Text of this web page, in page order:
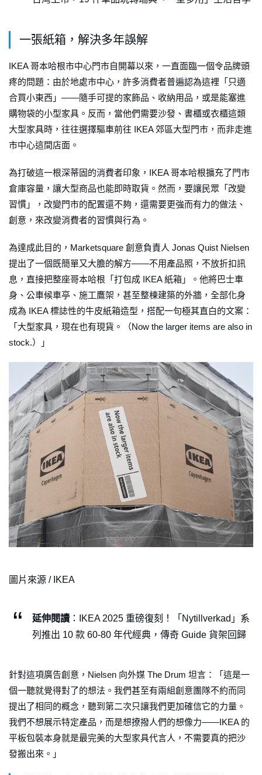
一張紙箱，解決多年誤解
IKEA 哥本哈根市中心門市自開幕以來，一直面臨一個令品牌頭
疼的問題：由於地處市中心，許多消費者普遍認為這裡「只適
合買小東西」——隨手可提的家飾品、收納用品，或是能塞進
購物袋的小型家具。反而，當他們需要沙發、書櫃或衣櫃這類
大型家具時，往往選擇驅車前往 IKEA 郊區大型門市，而非走進
市中心這間店面。
為打破這一根深蒂固的消費者印象，IKEA 哥本哈根擴充了門市
倉庫容量，讓大型商品也能即時取貨。然而，要讓民眾「改變
習慣」，改變門市的配置還不夠，還需要更強而有力的做法、
創意，來改變消費者的習慣與行為。
為達成此目的，Marketsquare 創意負責人 Jonas Quist Nielsen
提出了一個既簡單又大膽的解方——不用產品照，不放折扣訊
息，直接把整座哥本哈根「打包成 IKEA 紙箱」。他將巴士車
身、公車候車亭、施工鷹架，甚至整棟建築的外牆，全部化身
成為 IKEA 標誌性的牛皮紙箱造型，搭配一句極其直白的文案：
「大型家具，現在也有現貨。（Now the larger items are also in
stock.）」
圖片來源 / IKEA
延伸閱讀 ：IKEA 2025 重磅復刻！「Nytillverkad」系
列推出 10 款 60-80 年代經典，傳奇 Guide 貨架回歸
針對這項廣告創意，Nielsen 向外媒 The Drum 坦言：「這是一
個一聽就覺得對了的想法。我們甚至有兩組創意團隊不約而同
提出了相同的概念，聽到第二次只讓我們更加確信它的力量。
我們不想展示特定產品，而是想撩撥人們的想像力——IKEA 的
平板包裝本身就是最完美的大型家具代言人，不需要真的把沙
發搬出來。」